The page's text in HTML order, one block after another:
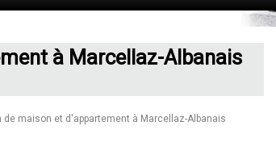
à Marcellaz-Albanais
de maison et d'appartement à Marcellaz-Albanais